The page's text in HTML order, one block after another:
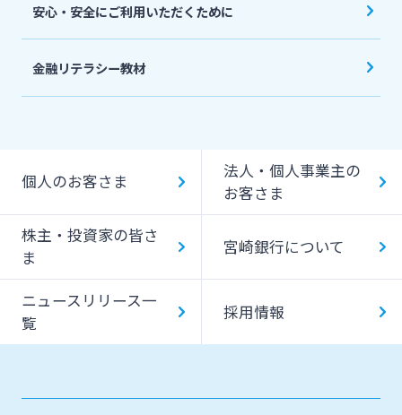
安心・安全にご利用いただくために
金融リテラシー教材
個人のお客さま
法人・個人事業主の
お客さま
株主・投資家の皆さ
ま
宮崎銀行について
ニュースリリース一
覧
採用情報